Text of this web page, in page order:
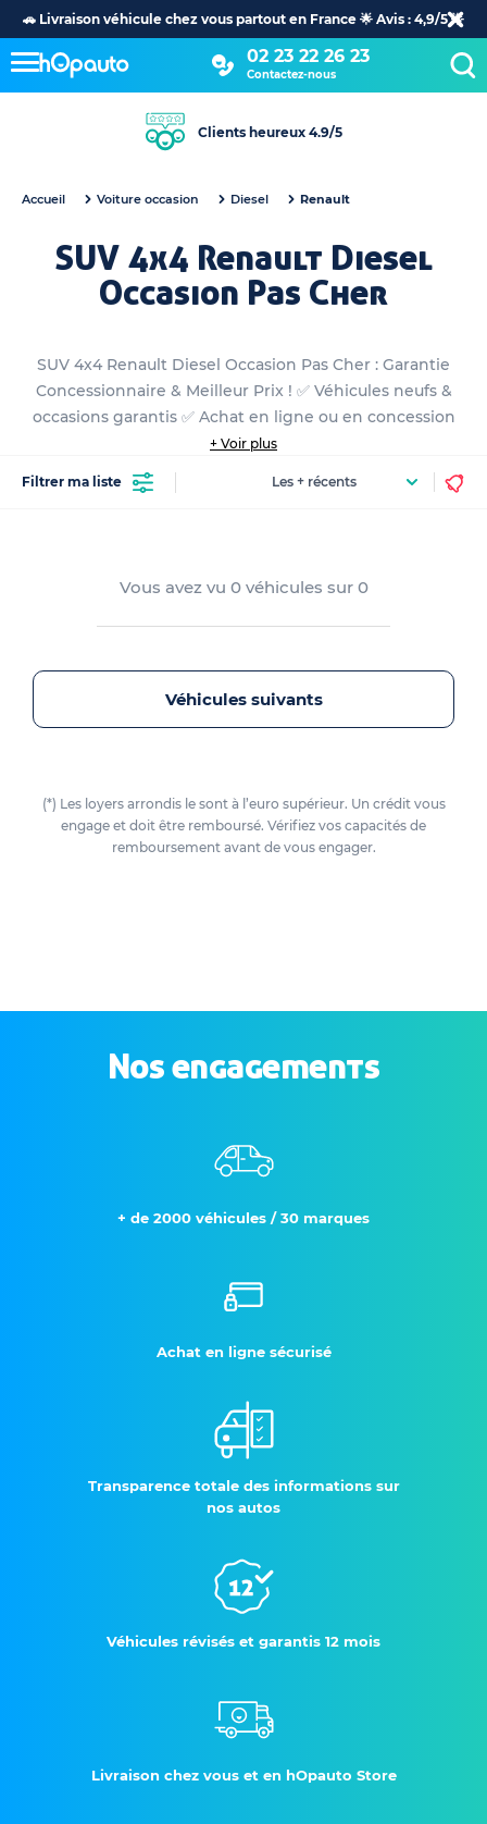
🚗 Livraison véhicule chez vous partout en France 🌟 Avis : 4,9/5 🌟
02 23 22 26 23
Contactez-nous
Clients heureux 4.9/5
Accueil Voiture occasion Diesel Renault
SUV 4x4 Renault Diesel
Occasion Pas Cher
SUV 4x4 Renault Diesel Occasion Pas Cher : Garantie
Concessionnaire & Meilleur Prix ! ✅ Véhicules neufs &
occasions garantis ✅ Achat en ligne ou en concession
+ Voir plus
Filtrer ma liste
Vous avez vu 0 véhicules sur 0
Véhicules suivants
(*) Les loyers arrondis le sont à l’euro supérieur. Un crédit vous
engage et doit être remboursé. Vérifiez vos capacités de
remboursement avant de vous engager.
Nos engagements
+ de 2000 véhicules / 30 marques
Achat en ligne sécurisé
Transparence totale des informations sur
nos autos
Véhicules révisés et garantis 12 mois
Livraison chez vous et en hOpauto Store